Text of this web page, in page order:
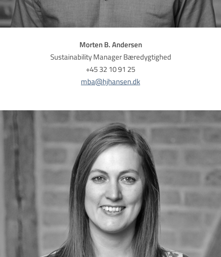
Morten B. Andersen
Sustainability Manager Bæredygtighed
​​​​​​​+45 32 10 91 25
mba@hjhansen.dk